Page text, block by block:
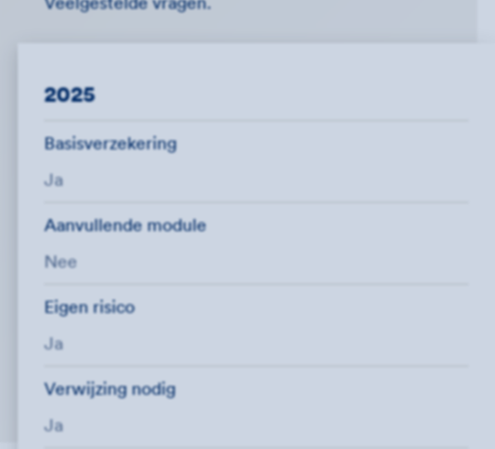
2025
Basisverzekering
Ja
Aanvullende module
Nee
Eigen risico
Ja
Verwijzing nodig
Ja